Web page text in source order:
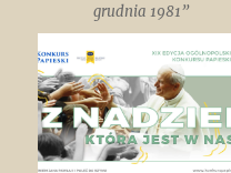
grudnia 1981”